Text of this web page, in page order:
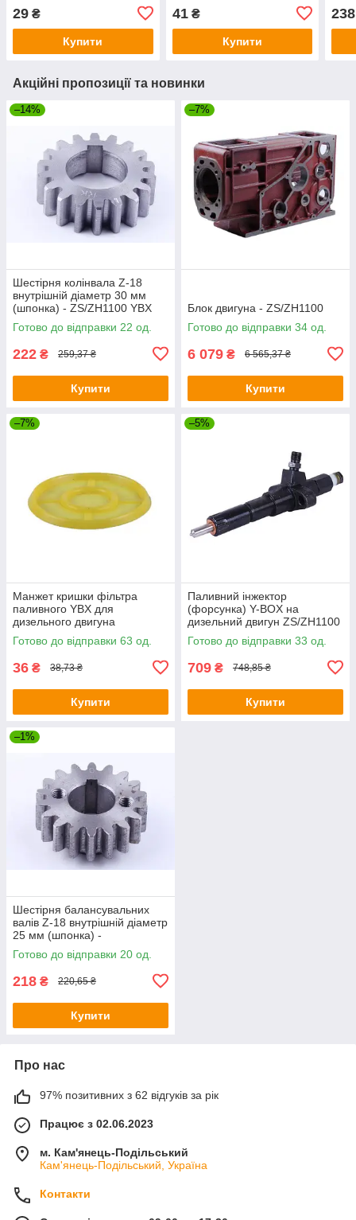
29 ₴
Купити
41₴
Купити
238
Акційні пропозиції та новинки
–14%
Шестірня колінвала Z-18
внутрішній діаметр 30 мм
(шпонка) - ZS/ZH1100 YBX
Готово до відправки 22 од.
222 ₴ 259,37 ₴
Купити
–7%
Блок двигуна - ZS/ZH1100
Готово до відправки 34 од.
6 079 ₴ 6 565,37 ₴
Купити
–7%
Манжет кришки фільтра
паливного YBX для
дизельного двигуна
ZS/ZH1100
Готово до відправки 63 од.
36 ₴ 38,73 ₴
Купити
–5%
Паливний інжектор
(форсунка) Y-BOX на
дизельний двигун ZS/ZH1100
Готово до відправки 33 од.
709 ₴ 748,85 ₴
Купити
–1%
Шестірня балансувальних
валів Z-18 внутрішній діаметр
25 мм (шпонка) -
ZS/ZH1100/ZH1105N/ZH1115
N/ZH1125N YBX
Готово до відправки 20 од.
218 ₴ 220,65 ₴
Купити
Про нас
97% позитивних з 62 відгуків за рік
Працює з 02.06.2023
м. Кам'янець-Подільський
Кам'янець-Подільський, Україна
Контакти